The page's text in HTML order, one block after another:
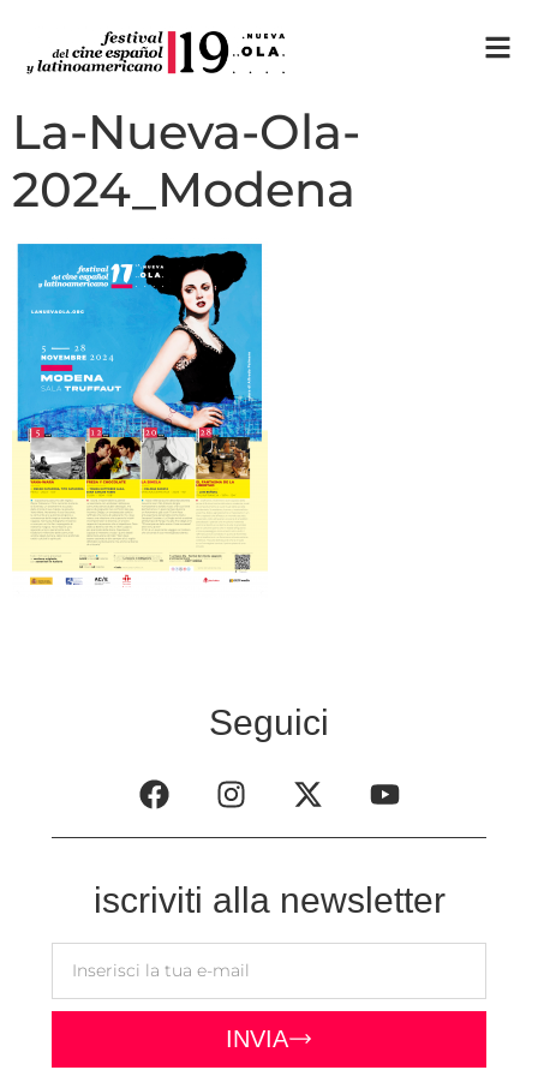
La-Nueva-Ola-
2024_Modena
Seguici
iscriviti alla newsletter
INVIA